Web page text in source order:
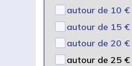
autour de 10 €
autour de 15 €
autour de 20 €
autour de 25 €